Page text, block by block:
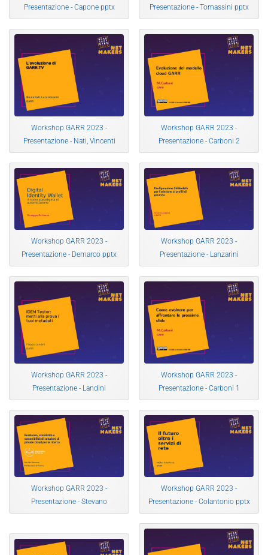
Presentazione - Capone pptx Presentazione - Tomassini pptx
Workshop GARR 2023 -
Presentazione - Nati, Vincenti
Workshop GARR 2023 -
Presentazione - Carboni 2
Workshop GARR 2023 -
Presentazione - Demarco pptx
Workshop GARR 2023 -
Presentazione - Lanzarini
Workshop GARR 2023 -
Presentazione - Landini
Workshop GARR 2023 -
Presentazione - Carboni 1
Workshop GARR 2023 -
Presentazione - Stevano
Workshop GARR 2023 -
Presentazione - Colantonio pptx